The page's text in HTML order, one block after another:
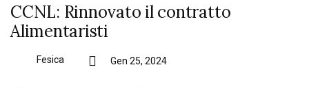
CCNL: Rinnovato il contratto
Alimentaristi
Fesica Gen 25, 2024